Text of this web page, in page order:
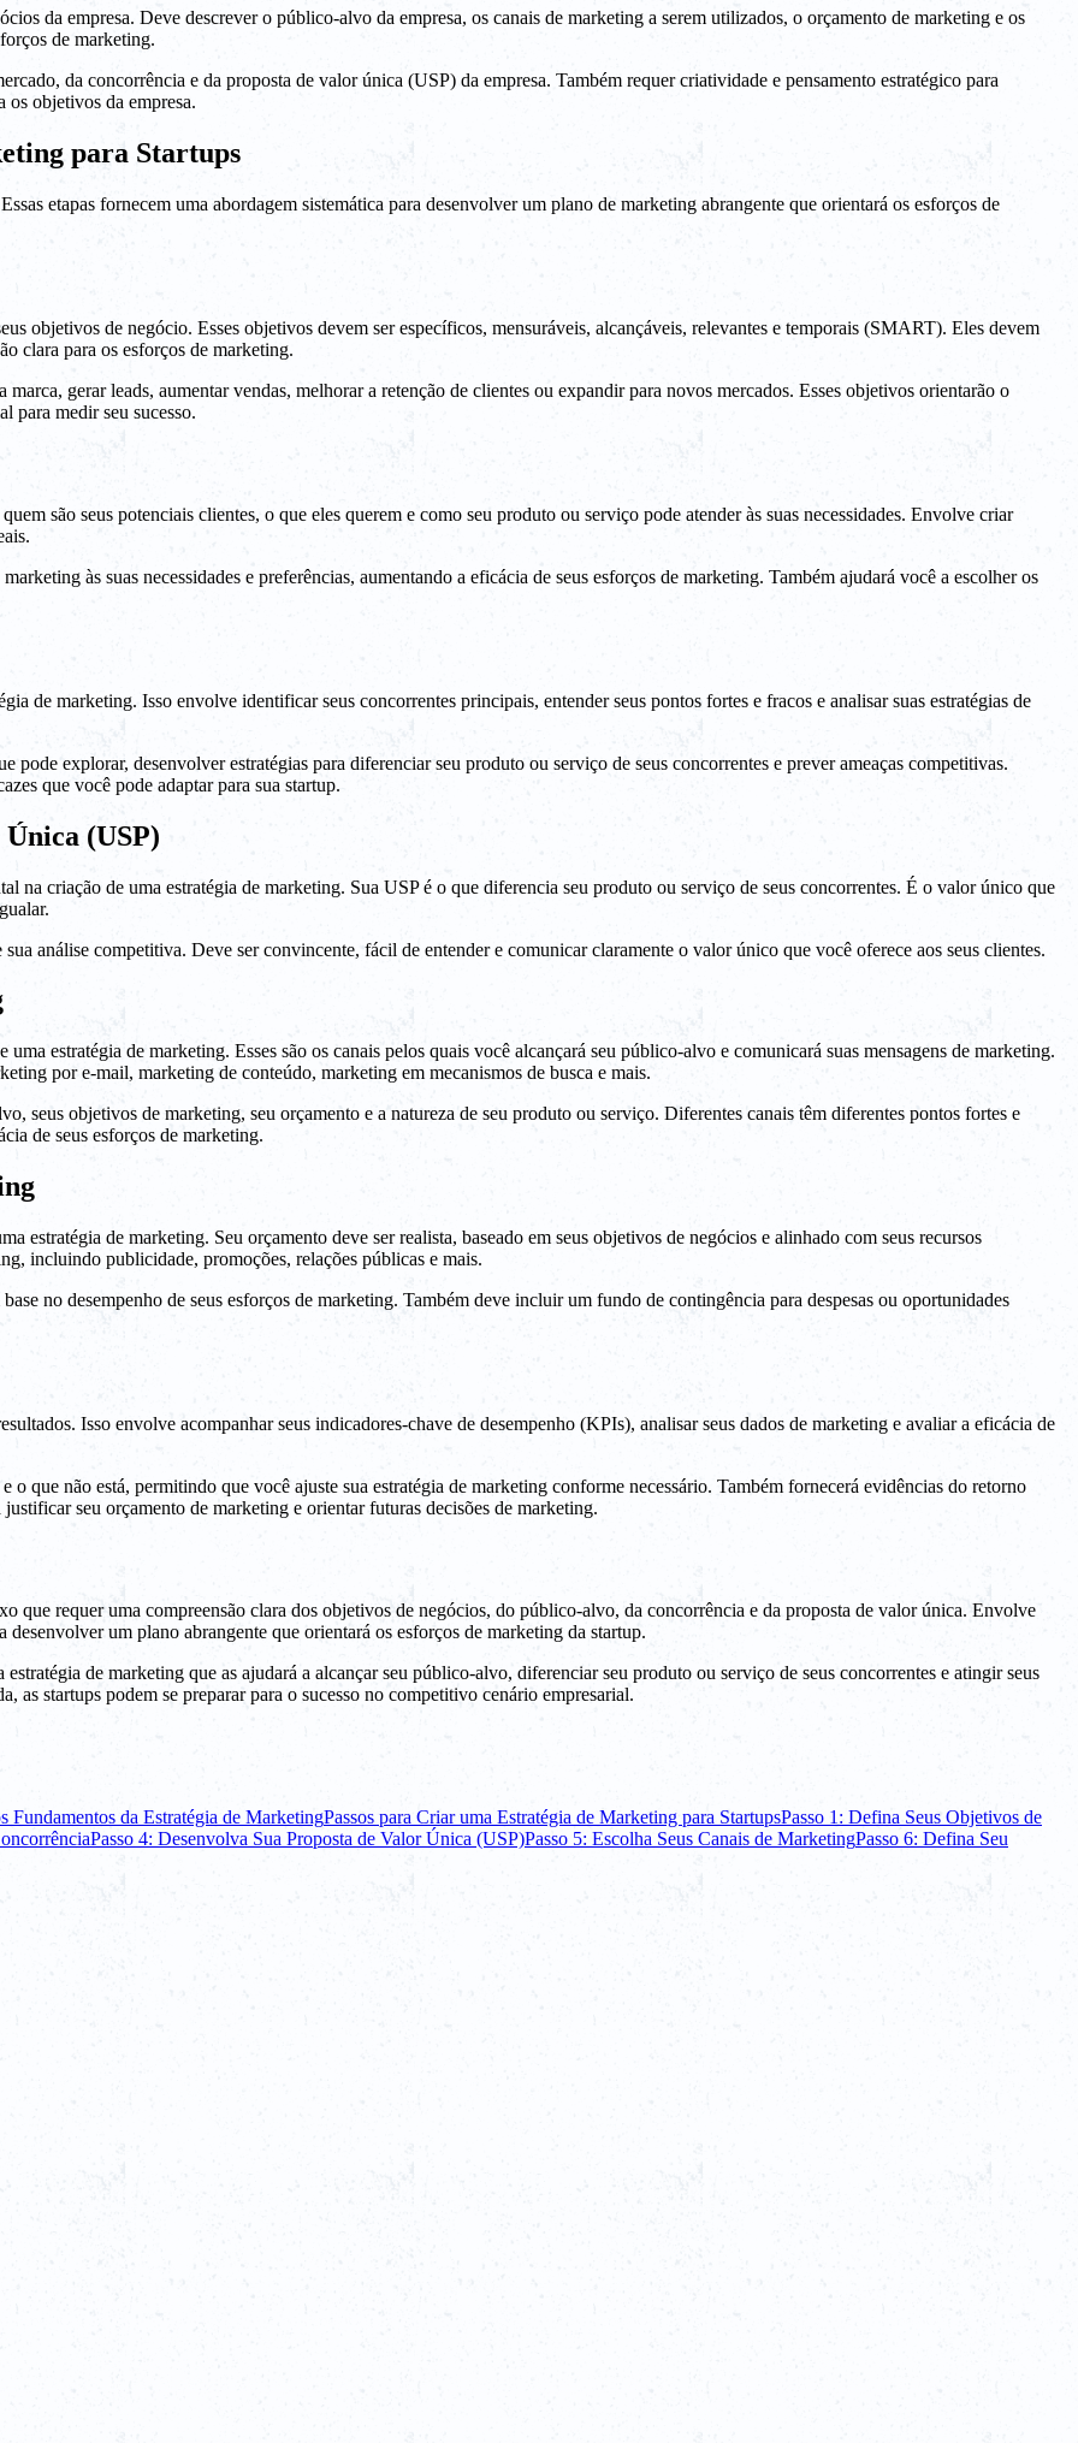
da empresa. Deve descrever o público-alvo da empresa, os canais de marketing a serem utilizados, o orçamento de marketing e os
de marketing.
da concorrência e da proposta de valor única (USP) da empresa. Também requer criatividade e pensamento estratégico para
objetivos da empresa.
para Startups
etapas fornecem uma abordagem sistemática para desenvolver um plano de marketing abrangente que orientará os esforços de
objetivos de negócio. Esses objetivos devem ser específicos, mensuráveis, alcançáveis, relevantes e temporais (SMART). Eles devem
clara para os esforços de marketing.
gerar leads, aumentar vendas, melhorar a retenção de clientes ou expandir para novos mercados. Esses objetivos orientarão o
para medir seu sucesso.
são seus potenciais clientes, o que eles querem e como seu produto ou serviço pode atender às suas necessidades. Envolve criar
às suas necessidades e preferências, aumentando a eficácia de seus esforços de marketing. Também ajudará você a escolher os
de marketing. Isso envolve identificar seus concorrentes principais, entender seus pontos fortes e fracos e analisar suas estratégias de
explorar, desenvolver estratégias para diferenciar seu produto ou serviço de seus concorrentes e prever ameaças competitivas.
que você pode adaptar para sua startup.
Única (USP)
na criação de uma estratégia de marketing. Sua USP é o que diferencia seu produto ou serviço de seus concorrentes. É o valor único que
análise competitiva. Deve ser convincente, fácil de entender e comunicar claramente o valor único que você oferece aos seus clientes.
estratégia de marketing. Esses são os canais pelos quais você alcançará seu público-alvo e comunicará suas mensagens de marketing.
por e-mail, marketing de conteúdo, marketing em mecanismos de busca e mais.
seus objetivos de marketing, seu orçamento e a natureza de seu produto ou serviço. Diferentes canais têm diferentes pontos fortes e
de seus esforços de marketing.
estratégia de marketing. Seu orçamento deve ser realista, baseado em seus objetivos de negócios e alinhado com seus recursos
incluindo publicidade, promoções, relações públicas e mais.
no desempenho de seus esforços de marketing. Também deve incluir um fundo de contingência para despesas ou oportunidades
Isso envolve acompanhar seus indicadores-chave de desempenho (KPIs), analisar seus dados de marketing e avaliar a eficácia de
o que não está, permitindo que você ajuste sua estratégia de marketing conforme necessário. Também fornecerá evidências do retorno
seu orçamento de marketing e orientar futuras decisões de marketing.
que requer uma compreensão clara dos objetivos de negócios, do público-alvo, da concorrência e da proposta de valor única. Envolve
um plano abrangente que orientará os esforços de marketing da startup.
de marketing que as ajudará a alcançar seu público-alvo, diferenciar seu produto ou serviço de seus concorrentes e atingir seus
as startups podem se preparar para o sucesso no competitivo cenário empresarial.
Fundamentos da Estratégia de MarketingPassos para Criar uma Estratégia de Marketing para StartupsPasso 1: Defina Seus Objetivos de
Passo 4: Desenvolva Sua Proposta de Valor Única (USP)Passo 5: Escolha Seus Canais de MarketingPasso 6: Defina Seu